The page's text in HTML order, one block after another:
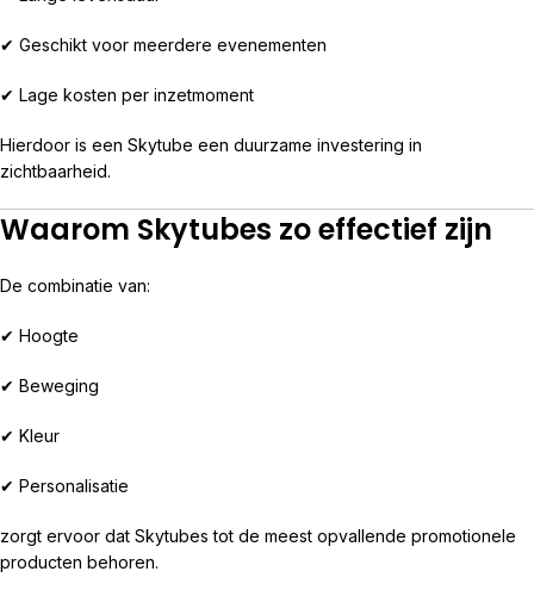
✔ Geschikt voor meerdere evenementen
✔ Lage kosten per inzetmoment
Hierdoor is een Skytube een duurzame investering in
zichtbaarheid.
Waarom Skytubes zo effectief zijn
De combinatie van:
✔ Hoogte
✔ Beweging
✔ Kleur
✔ Personalisatie
zorgt ervoor dat Skytubes tot de meest opvallende promotionele
producten behoren.